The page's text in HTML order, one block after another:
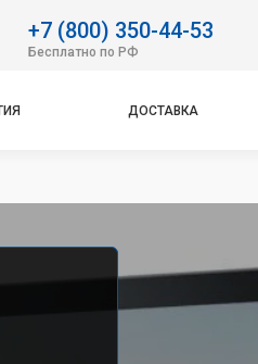
+7 (800) 350-44-53
Бесплатно по РФ
ДОСТАВКА